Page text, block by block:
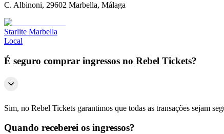
C. Albinoni, 29602 Marbella, Málaga
Starlite Marbella
Local
É seguro comprar ingressos no Rebel Tickets?
Sim, no Rebel Tickets garantimos que todas as transações sejam
Quando receberei os ingressos?